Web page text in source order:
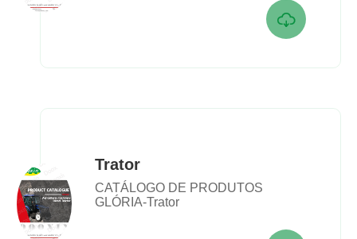

Trator
CATÁLOGO DE PRODUTOS
GLÓRIA-Trator